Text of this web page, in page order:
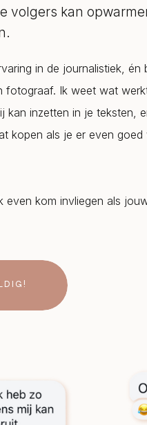
volgers kan
in de journalistiek, én
fotograaf. Ik weet wat
kan inzetten in je teksten,
kopen als je er even
even kom invliegen als